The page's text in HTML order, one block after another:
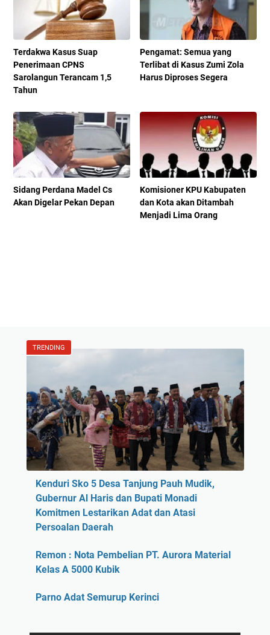
Terdakwa Kasus Suap
Penerimaan CPNS
Sarolangun Terancam 1,5
Tahun
Pengamat: Semua yang
Terlibat di Kasus Zumi Zola
Harus Diproses Segera
Sidang Perdana Madel Cs
Akan Digelar Pekan Depan
Komisioner KPU Kabupaten
dan Kota akan Ditambah
Menjadi Lima Orang
TRENDING
Kenduri Sko 5 Desa Tanjung Pauh Mudik,
Gubernur Al Haris dan Bupati Monadi
Komitmen Lestarikan Adat dan Atasi
Persoalan Daerah
Remon : Nota Pembelian PT. Aurora Material
Kelas A 5000 Kubik
Parno Adat Semurup Kerinci